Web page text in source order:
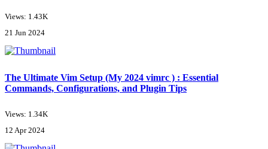
Views: 1.43K
21 Jun 2024
The Ultimate Vim Setup (My 2024 vimrc ) : Essential
Commands, Configurations, and Plugin Tips
Views: 1.34K
12 Apr 2024